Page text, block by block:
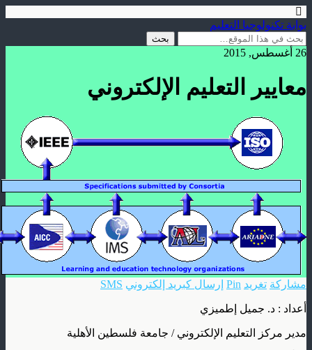
بوابة تكنولوجيا التعليم
26 أغسطس, 2015
معايير التعليم الإلكتروني
مشاركة تغريد Pin إرسال كبريد إلكتروني SMS
أعداد : د. جميل إطميزي
مدير مركز التعليم الإلكتروني / جامعة فلسطين الأهلية